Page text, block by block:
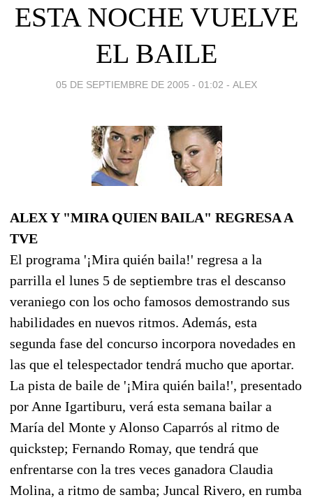
ESTA NOCHE VUELVE
EL BAILE
05 DE SEPTIEMBRE DE 2005 - 01:02 - ALEX
ALEX Y "MIRA QUIEN BAILA" REGRESA A
TVE
El programa '¡Mira quién baila!' regresa a la
parrilla el lunes 5 de septiembre tras el descanso
veraniego con los ocho famosos demostrando sus
habilidades en nuevos ritmos. Además, esta
segunda fase del concurso incorpora novedades en
las que el telespectador tendrá mucho que aportar.
La pista de baile de '¡Mira quién baila!', presentado
por Anne Igartiburu, verá esta semana bailar a
María del Monte y Alonso Caparrós al ritmo de
quickstep; Fernando Romay, que tendrá que
enfrentarse con la tres veces ganadora Claudia
Molina, a ritmo de samba; Juncal Rivero, en rumba